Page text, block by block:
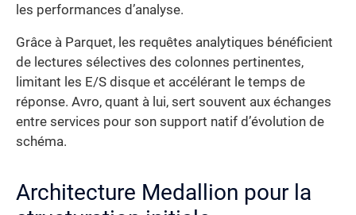
les performances d’analyse.
Grâce à Parquet, les requêtes analytiques bénéficient
de lectures sélectives des colonnes pertinentes,
limitant les E/S disque et accélérant le temps de
réponse. Avro, quant à lui, sert souvent aux échanges
entre services pour son support natif d’évolution de
schéma.
Architecture Medallion pour la